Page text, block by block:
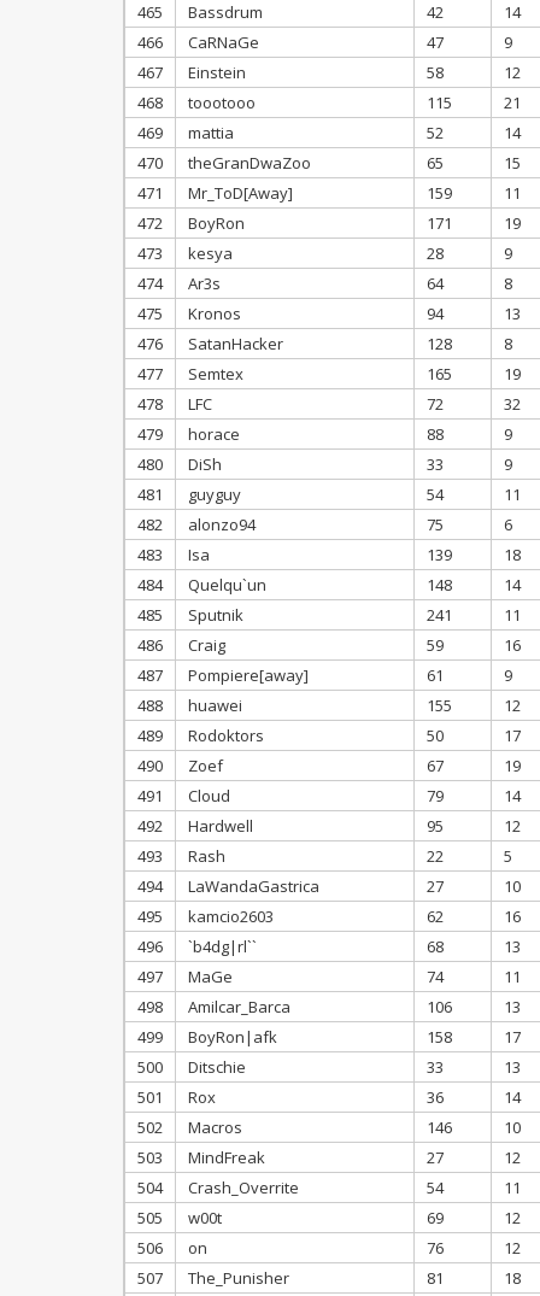
465
Bassdrum 42
14
466
CaRNaGe 47
9
467
Einstein 58
12
468
toootooo 115
21
469
mattia 52
14
470
theGranDwaZoo 65
15
471
Mr_ToD[Away] 159
11
472
BoyRon 171
19
473
kesya 28
9
474
Ar3s 64
8
475
Kronos 94
13
476
SatanHacker 128
8
477
Semtex 165
19
478
LFC 72
32
479
horace 88
9
480
DiSh 33
9
481
guyguy 54
11
482
alonzo94 75
6
483
Isa 139
18
484
Quelqu`un 148
14
485
Sputnik 241
11
486
Craig 59
16
487
Pompiere[away] 61
9
488
huawei 155
12
489
Rodoktors 50
17
490
Zoef 67
19
491
Cloud 79
14
492
Hardwell 95
12
493
Rash 22
5
494
LaWandaGastrica 27
10
495
kamcio2603 62
16
496
`b4dg|rl`` 68
13
497
MaGe 74
11
498
Amilcar_Barca 106
13
499
BoyRon|afk 158
17
500
Ditschie 33
13
501
Rox 36
14
502
Macros 146
10
503
MindFreak 27
12
504
Crash_Overrite 54
11
505
w00t 69
12
506
on 76
12
507
The_Punisher 81
18